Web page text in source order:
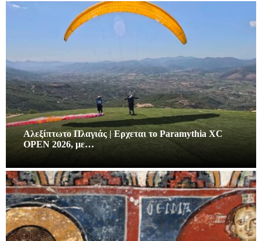
Αλεξίπτωτο Πλαγιάς | Ερχεται το Paramythia XC
OPEN 2026, με…